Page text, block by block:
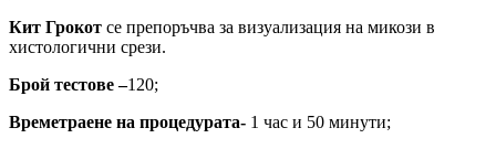
Кит Грокот се препоръчва за визуализация на микози в
хистологични срези.
Брой тестове –120;
Времетраене на процедурата- 1 час и 50 минути;